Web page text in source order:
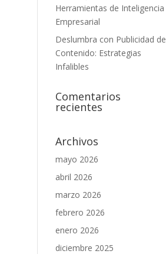
Herramientas de Inteligencia
Empresarial
Deslumbra con Publicidad de
Contenido: Estrategias
Infalibles
Comentarios
recientes
Archivos
mayo 2026
abril 2026
marzo 2026
febrero 2026
enero 2026
diciembre 2025